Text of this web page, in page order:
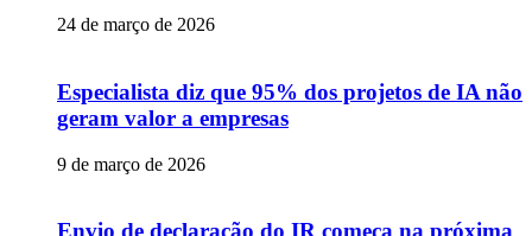
24 de março de 2026
Especialista diz que 95% dos projetos de IA não
geram valor a empresas
9 de março de 2026